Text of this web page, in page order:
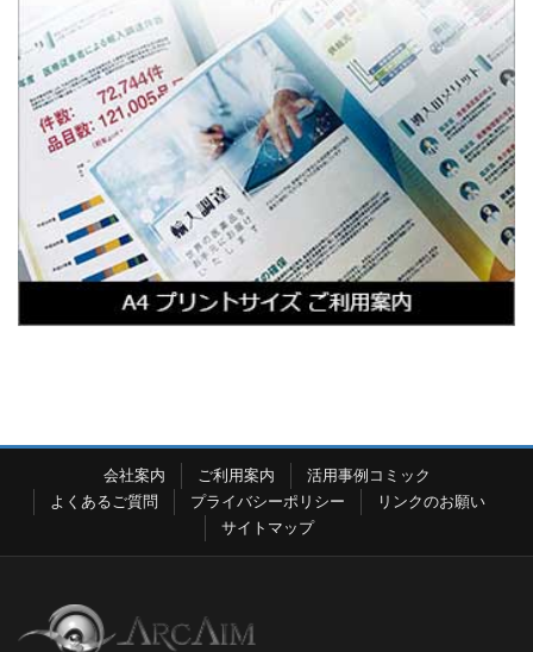
会社案内 ご利用案内
活用事例コミック
よくあるご質問
プライバシーポリシー
リンクのお願い
サイトマップ